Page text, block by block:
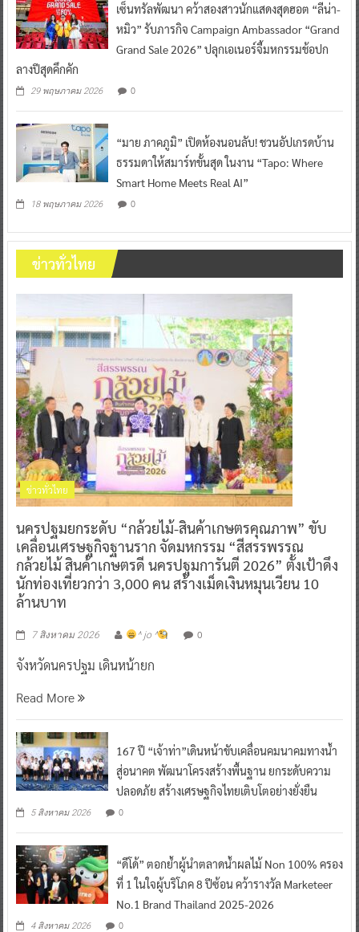
เซ็นทรัลพัฒนา คว้าสองสาวนักแสดงสุดฮอต “ลีน่า-
หมิว” รับภารกิจ Campaign Ambassador “Grand
Grand Sale 2026” ปลุกเอเนอร์จี้มหกรรมช้อปก
ลางปีสุดคึกคัก
29 พฤษภาคม 2026 0
“มาย ภาคภูมิ” เปิดห้องนอนลับ! ชวนอัปเกรดบ้าน
ธรรมดาให้สมาร์ทขั้นสุด ในงาน “Tapo: Where
Smart Home Meets Real AI”
18 พฤษภาคม 2026 0
ข่าวทั่วไทย
ข่าวทั่วไทย
นครปฐมยกระดับ “กล้วยไม้-สินค้าเกษตรคุณภาพ” ขับ
เคลื่อนเศรษฐกิจฐานราก จัดมหกรรม “สีสรรพรรณ
กล้วยไม้ สินค้าเกษตรดี นครปฐมการันตี 2026” ตั้งเป้าดึง
นักท่องเที่ยวกว่า 3,000 คน สร้างเม็ดเงินหมุนเวียน 10
ล้านบาท
7 สิงหาคม 2026 ^ jo ^ 0
จังหวัดนครปฐม เดินหน้ายก
Read More
167 ปี “เจ้าท่า”เดินหน้าขับเคลื่อนคมนาคมทางน้ำ
สู่อนาคต พัฒนาโครงสร้างพื้นฐาน ยกระดับความ
ปลอดภัย สร้างเศรษฐกิจไทยเติบโตอย่างยั่งยืน
5 สิงหาคม 2026 0
“ดีโด้” ตอกย้ำผู้นำตลาดน้ำผลไม้ Non 100% ครอง
ที่ 1 ในใจผู้บริโภค 8 ปีซ้อน คว้ารางวัล Marketeer
No.1 Brand Thailand 2025-2026
4 สิงหาคม 2026 0